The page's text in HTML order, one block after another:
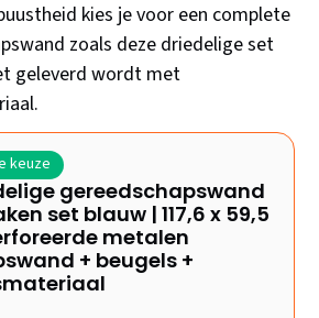
kies je voor een complete
zoals deze driedelige set
geleverd wordt met
keuze
gereedschapswand
set blauw | 117,6 x 59,5
metalen
+ beugels +